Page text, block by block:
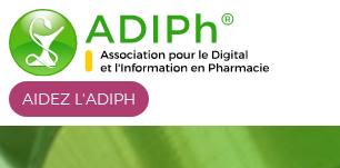
AIDEZ L'ADIPH